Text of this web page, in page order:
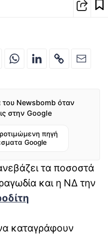
του Newsbomb όταν
στην Google
πηγή
Google
τα ποσοστά
και η ΝΔ την
καταγράφουν